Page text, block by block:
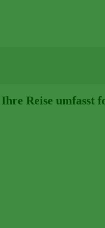
Ihre Reise umfasst